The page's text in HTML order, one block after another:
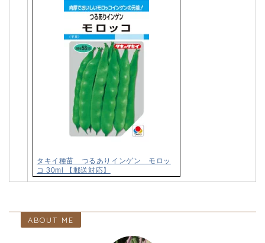
タキイ種苗 つるありインゲン モロッ
コ 30ml 【郵送対応】
ABOUT ME